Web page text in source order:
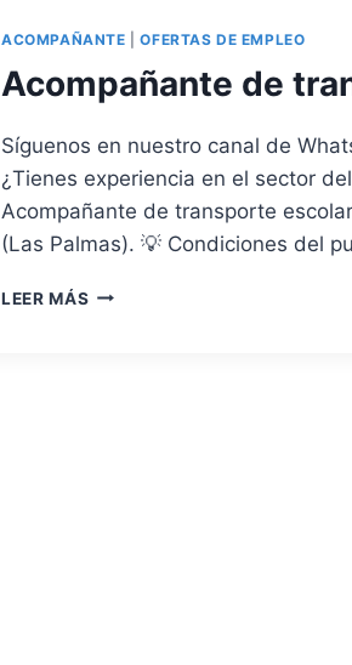
ACOMPAÑANTE |OFERTAS DE EMPLEO
Acompañante de
Síguenos en nuestro canal de
¿Tienes experiencia en el sector
Acompañante de transporte
(Las Palmas). 💡 Condiciones del
LEER MÁS ACOMPAÑANTE